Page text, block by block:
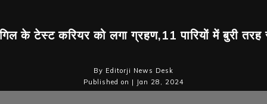
के टेस्ट करियर को लगा ग्रहण,11 पारियों में बुरी तरह
By Editorji News Desk
Published on | Jan 28, 2024